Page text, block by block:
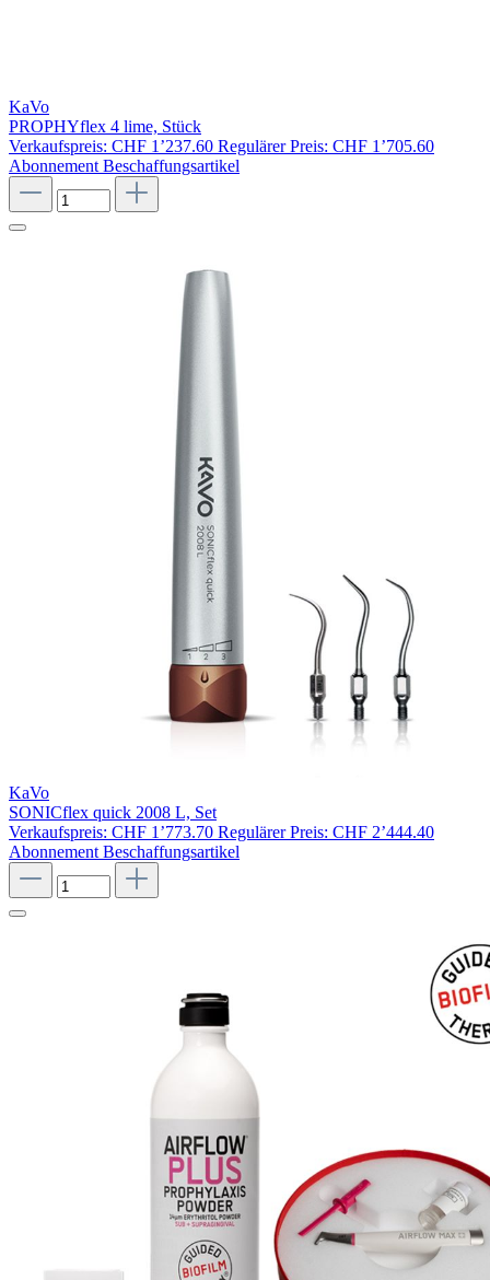
KaVo
PROPHYflex 4 lime, Stück
Verkaufspreis: CHF 1’237.60 Regulärer Preis: CHF 1’705.60
Abonnement Beschaffungsartikel
KaVo
SONICflex quick 2008 L, Set
Verkaufspreis: CHF 1’773.70 Regulärer Preis: CHF 2’444.40
Abonnement Beschaffungsartikel